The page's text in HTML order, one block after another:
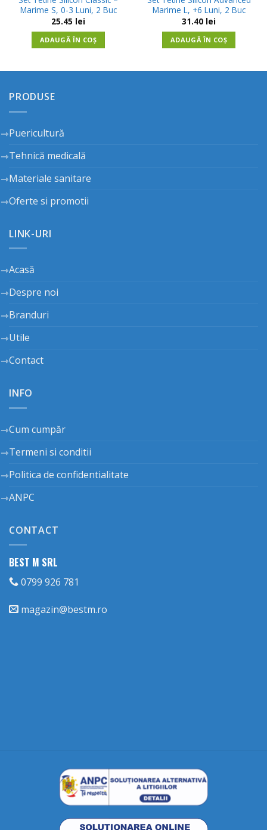
Marime S, 0-3 Luni, 2 Buc
25.45 lei
ADAUGĂ ÎN COȘ
Marime L, +6 Luni, 2 Buc
31.40 lei
ADAUGĂ ÎN COȘ
PRODUSE
Puericultură
Tehnică medicală
Materiale sanitare
Oferte si promotii
LINK-URI
Acasă
Despre noi
Branduri
Utile
Contact
INFO
Cum cumpăr
Termeni si conditii
Politica de confidentialitate
ANPC
CONTACT
BEST M SRL
0799 926 781
magazin@bestm.ro